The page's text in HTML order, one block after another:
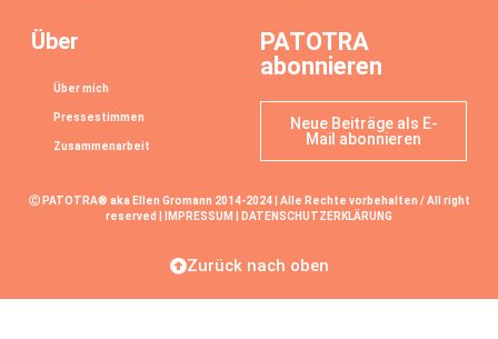
Über
Über mich
Pressestimmen
Zusammenarbeit
PATOTRA
abonnieren
Neue Beiträge als E-
Mail abonnieren
Ⓒ PATOTRA® aka Ellen Gromann 2014-2024 | Alle Rechte vorbehalten / All right
reserved |
IMPRESSUM DATENSCHUTZERKLÄRUNG
Zurück nach oben